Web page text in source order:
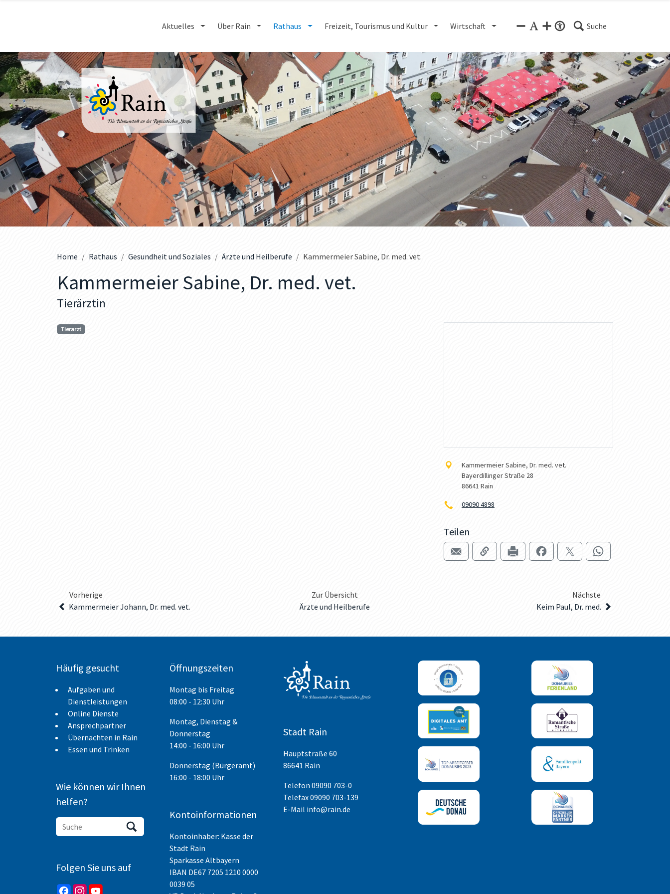
Aktuelles Über Rain Rathaus Freizeit, Tourismus und Kultur Wirtschaft Suche
Home Rathaus Gesundheit und Soziales Ärzte und Heilberufe Kammermeier Sabine, Dr. med. vet.
Kammermeier Sabine, Dr. med. vet.
Tierärztin
Tierarzt
Kammermeier Sabine, Dr. med. vet.
Bayerdillinger Straße 28
86641 Rain
09090 4898
Teilen
Vorherige
Kammermeier Johann, Dr. med. vet.
Zur Übersicht
Ärzte und Heilberufe
Nächste
Keim Paul, Dr. med.
Häufig gesucht
Aufgaben und
Dienstleistungen
Online Dienste
Ansprechpartner
Übernachten in Rain
Essen und Trinken
Wie können wir Ihnen
helfen?
Folgen Sie uns auf
Öffnungszeiten
Montag bis Freitag
08:00 - 12:30 Uhr
Montag, Dienstag &
Donnerstag
14:00 - 16:00 Uhr
Donnerstag (Bürgeramt)
16:00 - 18:00 Uhr
Kontoinformationen
Kontoinhaber: Kasse der
Stadt Rain
Sparkasse Altbayern
IBAN DE67 7205 1210 0000
0039 05
Stadt Rain
Hauptstraße 60
86641 Rain
Telefon 09090 703-0
Telefax 09090 703-139
E-Mail info@rain.de